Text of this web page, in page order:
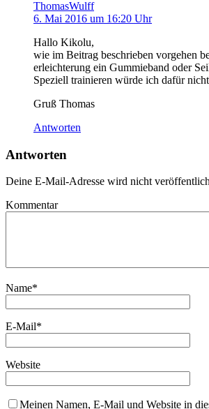
ThomasWulff
6. Mai 2016 um 16:20 Uhr
Hallo Kikolu,
wie im Beitrag beschrieben vorgehen
erleichterung ein Gummieband oder
Speziell trainieren würde ich dafür
Gruß Thomas
Antworten
Antworten
Deine E-Mail-Adresse wird nicht
Kommentar
Name*
E-Mail*
Website
Meinen Namen, E-Mail und Website in